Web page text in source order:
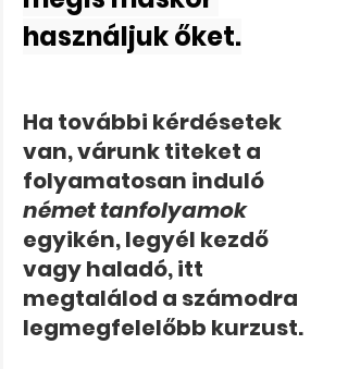
használjuk őket.
Ha további kérdésetek
van, várunk titeket a
folyamatosan induló
német tanfolyamok
egyikén, legyél kezdő
vagy haladó, itt
megtalálod a számodra
legmegfelelőbb kurzust.